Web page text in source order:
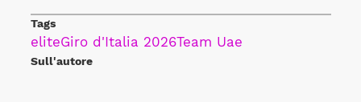
Tags
eliteGiro d'Italia 2026Team Uae
Sull'autore